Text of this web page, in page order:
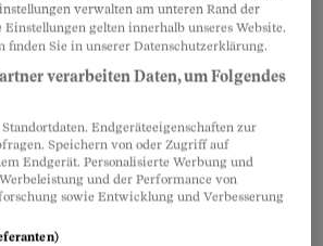
Beschenkten ein Volltreffer ist,
ein Minenfeld sein.
ihr Haus oder ihre
den Kindern schenken,
weiterhin drin wohnen bleiben,
verwalten am unteren Rand der
gelten innerhalb unseres Website.
finden Sie in unserer Datenschutzerklärung.
verarbeiten Daten, um Folgendes
Endgeräteeigenschaften zur
Speichern von oder Zugriff auf
Endgerät. Personalisierte Werbung und
und der Performance von
sowie Entwicklung und Verbesserung